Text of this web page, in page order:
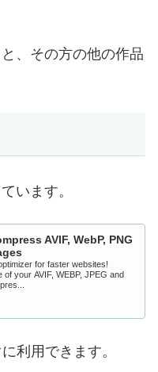
、その方の他の作品
います。
AVIF, WebP, PNG
for faster websites!
of your AVIF, WEBP, JPEG and
利用できます。